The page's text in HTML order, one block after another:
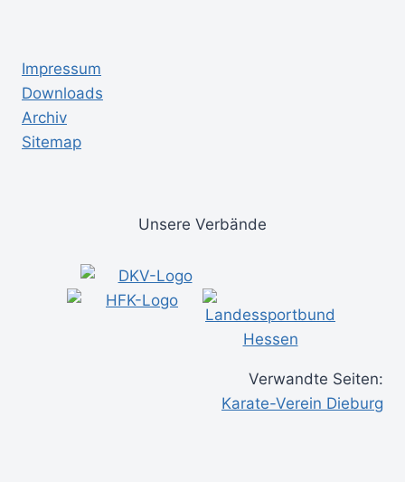
Impressum
Downloads
Archiv
Sitemap
Unsere Verbände
Verwandte Seiten:
Karate-Verein Dieburg